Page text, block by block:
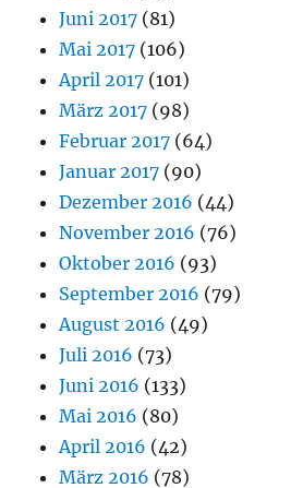
Juni 2017 (81)
Mai 2017 (106)
April 2017 (101)
März 2017 (98)
Februar 2017 (64)
Januar 2017 (90)
Dezember 2016 (44)
November 2016 (76)
Oktober 2016 (93)
September 2016 (79)
August 2016 (49)
Juli 2016 (73)
Juni 2016 (133)
Mai 2016 (80)
April 2016 (42)
März 2016 (78)